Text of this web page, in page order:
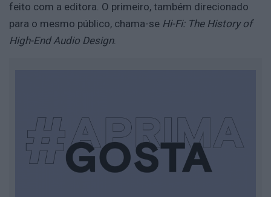
feito com a editora. O primeiro, também direcionado
para o mesmo público, chama-se Hi-Fi: The History of
High-End Audio Design.